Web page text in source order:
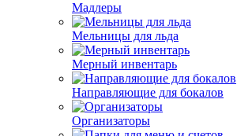
Мадлеры
Мельницы для льда
Мерный инвентарь
Направляющие для бокалов
Организаторы